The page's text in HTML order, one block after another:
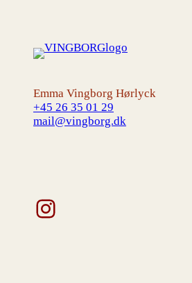
Emma Vingborg Hørlyck
+45 26 35 01 29
mail@vingborg.dk
Instagram